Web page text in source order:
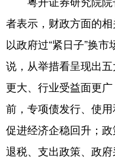
者表示，财政方面的
以政府过“紧日子”换
说，从举措看呈现出
更大、行业受益面更
前，专项债发行、使
促进经济企稳回升；
退税、支出政策、政